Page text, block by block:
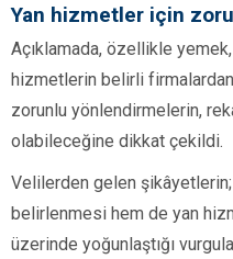
Yan hizmetler için
Açıklamada, özellikle
hizmetlerin belirli
zorunlu yönlendirmelerin,
olabileceğine dikkat çekildi.
Velilerden gelen
belirlenmesi hem de yan
üzerinde yoğunlaştığı